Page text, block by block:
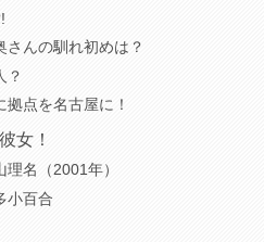
さんの馴れ初めは？
？
拠点を名古屋に！
女！
名（2001年）
小百合